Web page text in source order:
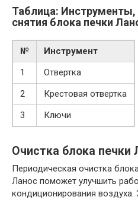
Таблица:
снятия блока печки
№
Инструмент
1
Отвертка
2
Крестовая отвертка
3
Ключи
Очистка блока печки
Периодическая очистка
Ланос поможет улучшить
кондиционирования воздуха.